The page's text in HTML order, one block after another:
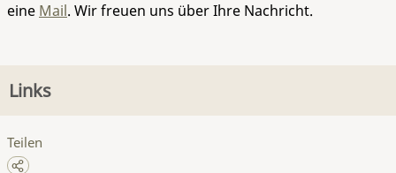
eine Mail. Wir freuen uns über Ihre Nachricht.
Links
Teilen